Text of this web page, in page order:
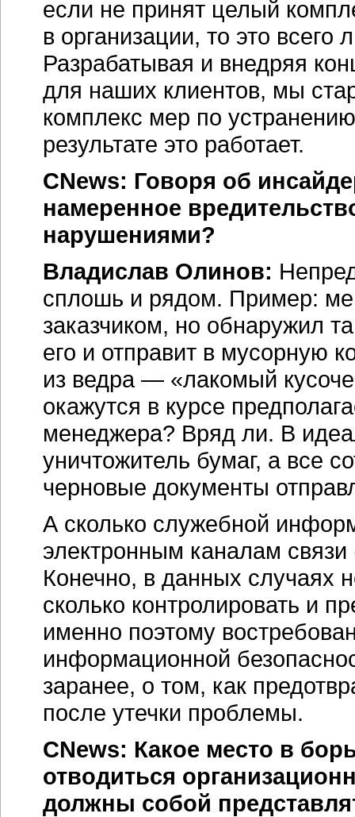
если не принят целый
в организации, то это
Разрабатывая и внедряя
для наших клиентов, мы
комплекс мер по
результате это работает.
CNews: Говоря об
намеренное
нарушениями?
Владислав Олинов:
сплошь и рядом. Пример:
заказчиком, но обнаружил
его и отправит в мусорную
из ведра — «лакомый
окажутся в курсе
менеджера? Вряд ли. В
уничтожитель бумаг, а все
черновые документы
А сколько служебной
электронным каналам
Конечно, в данных случаях
сколько контролировать и
именно поэтому
информационной
заранее, о том, как
после утечки проблемы.
CNews: Какое место в
отводиться
должны собой